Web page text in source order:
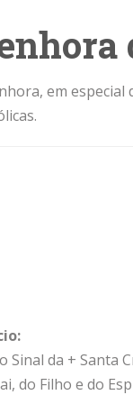
em
Sinal da + Santa
do Filho e do